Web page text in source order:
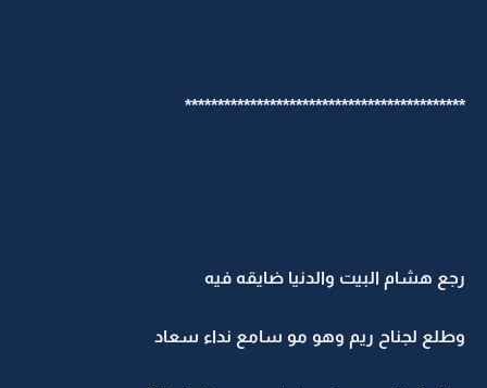
*******************************************
رجع هشام البيت والدنيا ضايقه فيه
وطلع لجناح ريم وهو مو سامع نداء سعاد